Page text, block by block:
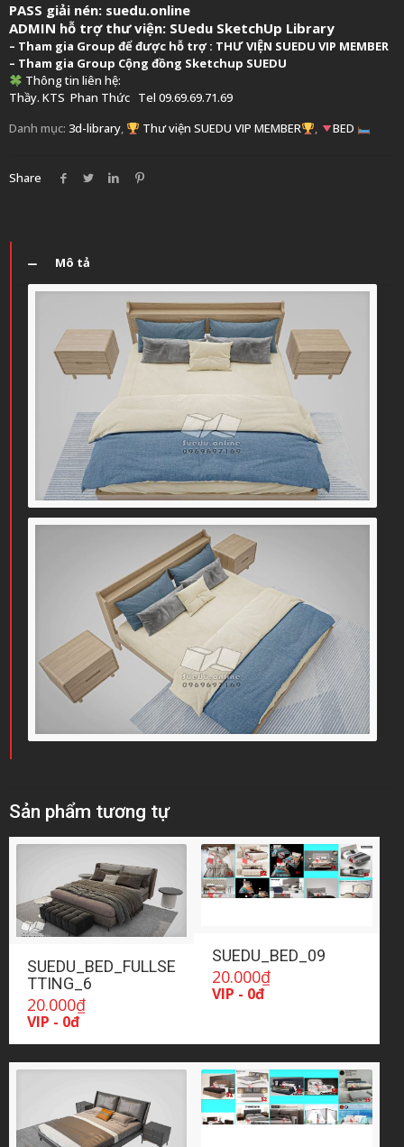
PASS giải nén: suedu.online
ADMIN hỗ trợ thư viện: SUedu SketchUp Library
– Tham gia Group để được hỗ trợ : THƯ VIỆN SUEDU VIP MEMBER
– Tham gia Group Cộng đồng Sketchup SUEDU
Thông tin liên hệ:
Thầy. KTS Phan Thức Tel 09.69.69.71.69
Danh mục: 3d-library, Thư viện SUEDU VIP MEMBER , BED
Share
Mô tả
Sản phẩm tương tự
SUEDU_BED_FULLSE
TTING_6
20.000₫
VIP - 0đ
SUEDU_BED_09
20.000₫
VIP - 0đ